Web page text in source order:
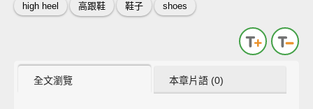
high heel 高跟鞋 鞋子 shoes
全文瀏覽 本章片語 (0)